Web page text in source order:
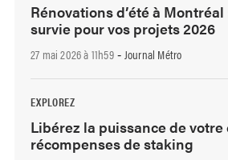
Rénovations d’été à
survie pour vos projets 2026
27 mai 2026 à 11h59- Journal Métro
EXPLOREZ
Libérez la puissance de
récompenses de staking